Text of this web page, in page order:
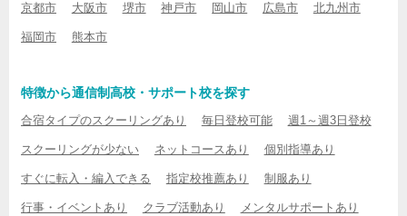
京都市 大阪市 堺市 神戸市 岡山市 広島市 北九州市
福岡市 熊本市
特徴から通信制高校・サポート校を探す
合宿タイプのスクーリングあり 毎日登校可能 週1～週3日登校
スクーリングが少ない ネットコースあり 個別指導あり
すぐに転入・編入できる 指定校推薦あり 制服あり
行事・イベントあり クラブ活動あり メンタルサポートあり